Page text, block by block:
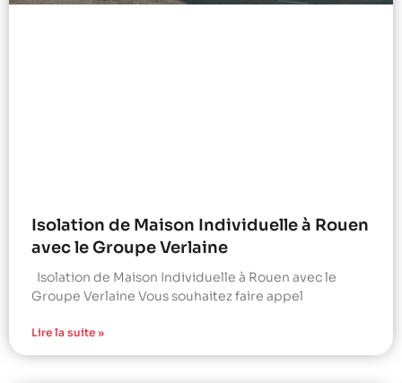
Isolation de Maison Individuelle à Rouen
avec le Groupe Verlaine
Isolation de Maison Individuelle à Rouen avec le
Groupe Verlaine Vous souhaitez faire appel
Lire la suite »